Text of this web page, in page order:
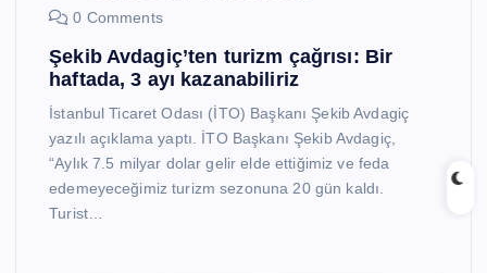
0 Comments
Şekib Avdagiç’ten turizm çağrısı: Bir
haftada, 3 ayı kazanabiliriz
İstanbul Ticaret Odası (İTO) Başkanı Şekib Avdagiç
yazılı açıklama yaptı. İTO Başkanı Şekib Avdagiç,
“Aylık 7.5 milyar dolar gelir elde ettiğimiz ve feda
edemeyeceğimiz turizm sezonuna 20 gün kaldı.
Turist…